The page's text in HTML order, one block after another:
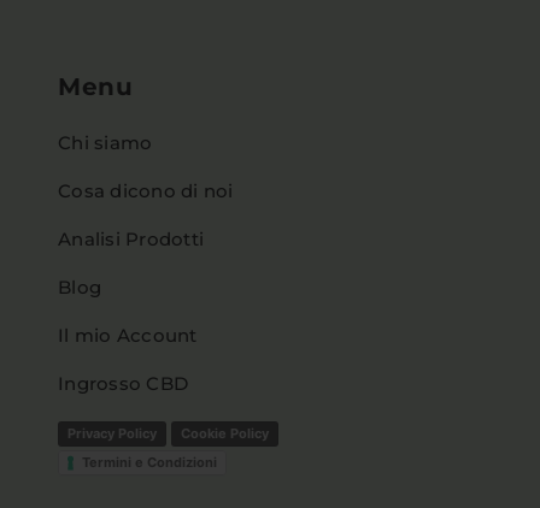
Menu
Chi siamo
Cosa dicono di noi
Analisi Prodotti
Blog
Il mio Account
Ingrosso CBD
Privacy Policy
Cookie Policy
Termini e Condizioni